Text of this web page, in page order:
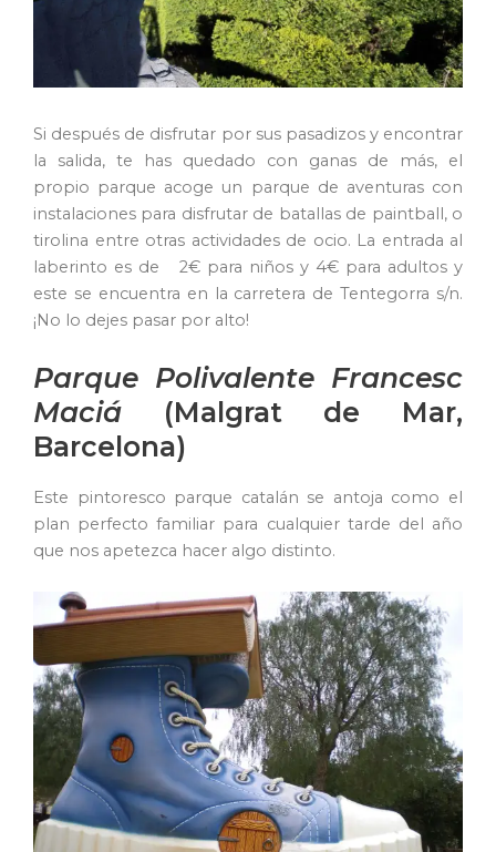
Si después de disfrutar por sus pasadizos y encontrar
la salida, te has quedado con ganas de más, el
propio parque acoge un parque de aventuras con
instalaciones para disfrutar de batallas de paintball, o
tirolina entre otras actividades de ocio. La entrada al
laberinto es de 2€ para niños y 4€ para adultos y
este se encuentra en la carretera de Tentegorra s/n.
¡No lo dejes pasar por alto!
Parque Polivalente Francesc
Maciá (Malgrat de Mar,
Barcelona)
Este pintoresco parque catalán se antoja como el
plan perfecto familiar para cualquier tarde del año
que nos apetezca hacer algo distinto.